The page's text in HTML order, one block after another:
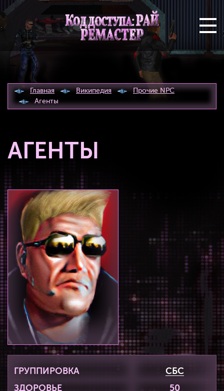
Главная Википедия
Прочие NPC
Агенты
АГЕНТЫ
ГРУППИРОВКА
СБС
ЗДОРОВЬЕ
50